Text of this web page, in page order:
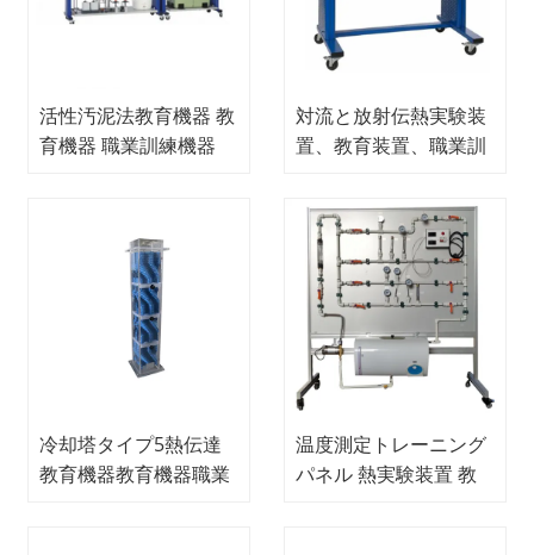
活性汚泥法教育機器 教
育機器 職業訓練機器
対流と放射伝熱実験装
置、教育装置、職業訓
冷却塔タイプ5熱伝達
教育機器教育機器職業
温度測定トレーニング
パネル 熱実験装置 教